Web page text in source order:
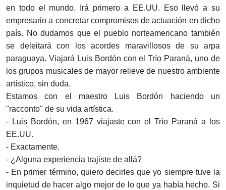
en todo el mundo. Irá primero a EE.UU. Eso llevó a su
empresario a concretar compromisos de actuación en dicho
país. No dudamos que el pueblo norteamericano también
se deleitará con los acordes maravillosos de su arpa
paraguaya. Viajará Luis Bordón con el Trío Paraná, uno de
los grupos musicales de mayor relieve de nuestro ambiente
artístico, sin duda.
Estamos con el maestro Luis Bordón haciendo un
"racconto" de su vida artística.
- Luis Bordón, en 1967 viajaste con el Trío Paraná a los
EE.UU.
- Exactamente.
- ¿Alguna experiencia trajiste de allá?
- En primer término, quiero decirles que yo siempre tuve la
inquietud de hacer algo mejor de lo que ya había hecho. Si